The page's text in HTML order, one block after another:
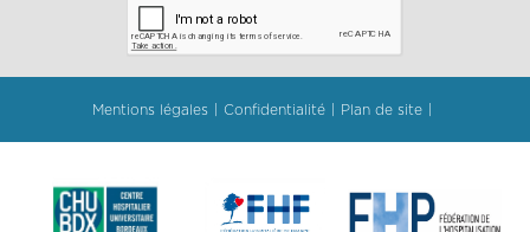
Mentions légales Confidentialité Plan de site